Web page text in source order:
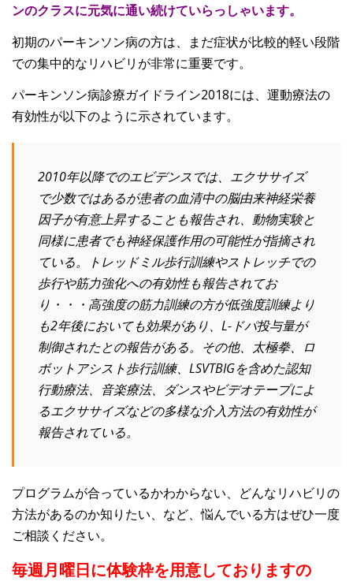
ンのクラスに元気に通い続けていらっしゃいます。
初期のパーキンソン病の方は、まだ症状が比較的軽い段階
での集中的なリハビリが非常に重要です。
パーキンソン病診療ガイドライン2018には、運動療法の
有効性が以下のように示されています。
2010年以降でのエビデンスでは、エクササイズ
で少数ではあるが患者の血清中の脳由来神経栄養
因子が有意上昇することも報告され、動物実験と
同様に患者でも神経保護作用の可能性が指摘され
ている。トレッドミル歩行訓練やストレッチでの
歩行や筋力強化への有効性も報告されてお
り・・・高強度の筋力訓練の方が低強度訓練より
も2年後においても効果があり、L-ドパ投与量が
制御されたとの報告がある。その他、太極拳、ロ
ボットアシスト歩行訓練、LSVTBIGを含めた認知
行動療法、音楽療法、ダンスやビデオテープによ
るエクササイズなどの多様な介入方法の有効性が
報告されている。
プログラムが合っているかわからない、どんなリハビリの
方法があるのか知りたい、など、悩んでいる方はぜひ一度
ご相談ください。
毎週月曜日に体験枠を用意しておりますの